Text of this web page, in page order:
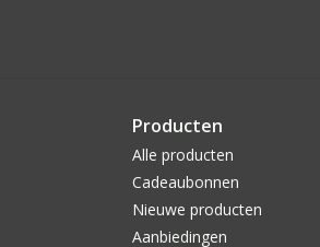
Producten
Alle producten
Cadeaubonnen
Nieuwe producten
Aanbiedingen